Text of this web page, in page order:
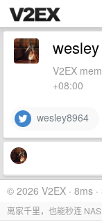
wesley
V2EX
+08:00
wesley8964
© 2026 V2EX · 8ms
离家千里，也能秒连 NAS